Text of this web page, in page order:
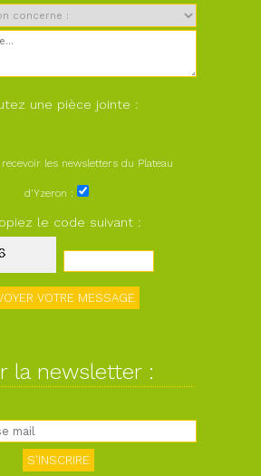
une pièce jointe :
les newsletters du Plateau
d'Yzeron :
le code suivant :
la newsletter :